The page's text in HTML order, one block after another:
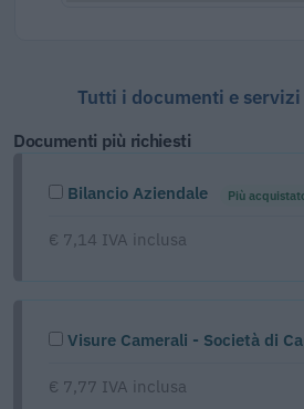
Tutti i documenti e
Documenti più richiesti
Bilancio Aziendale Più
€ 7,14 IVA inclusa
Visure Camerali - Società di
€ 7,77 IVA inclusa